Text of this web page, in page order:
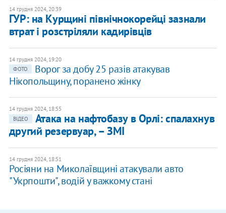
14 грудня 2024, 20:39
ГУР: на Курщині північнокорейці зазнали
втрат і розстріляли кадирівців
14 грудня 2024, 19:20
ФОТО
Ворог за добу 25 разів атакував
Нікопольщину, поранено жінку
14 грудня 2024, 18:55
ВІДЕО
Атака на нафтобазу в Орлі: спалахнув
другий резервуар, – ЗМІ
14 грудня 2024, 18:51
Росіяни на Миколаївщині атакували авто
"Укрпошти", водій у важкому стані